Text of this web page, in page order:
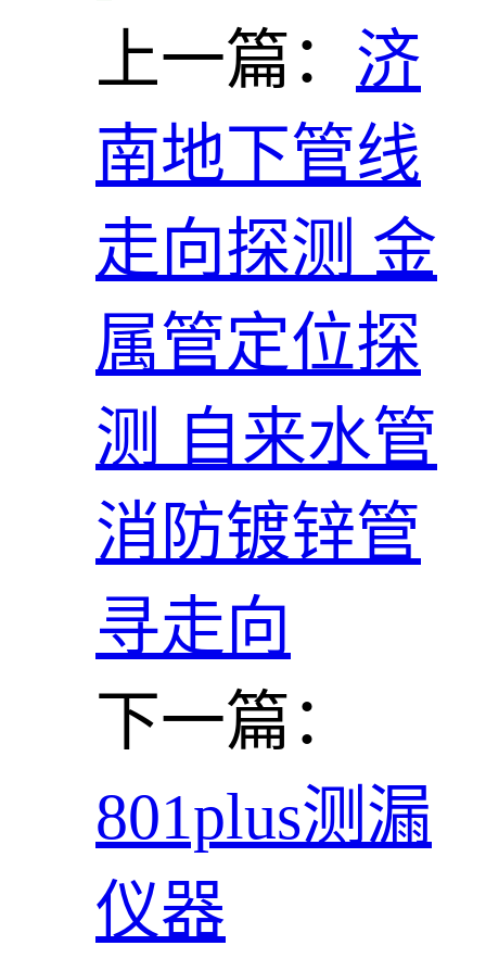
上一篇： 济
南地下管线
走向探测 金
属管定位探
测 自来水管
消防镀锌管
寻走向
下一篇：
801plus测漏
仪器